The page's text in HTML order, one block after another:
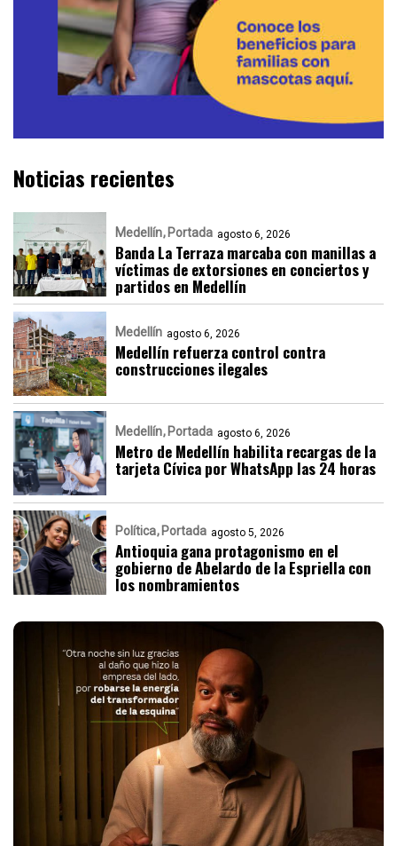
Noticias recientes
Medellín Portada agosto 6, 2026
Banda La Terraza marcaba con manillas a
víctimas de extorsiones en conciertos y
partidos en Medellín
Medellín agosto 6, 2026
Medellín refuerza control contra
construcciones ilegales
Medellín Portada agosto 6, 2026
Metro de Medellín habilita recargas de la
tarjeta Cívica por WhatsApp las 24 horas
Política Portada agosto 5, 2026
Antioquia gana protagonismo en el
gobierno de Abelardo de la Espriella con
los nombramientos